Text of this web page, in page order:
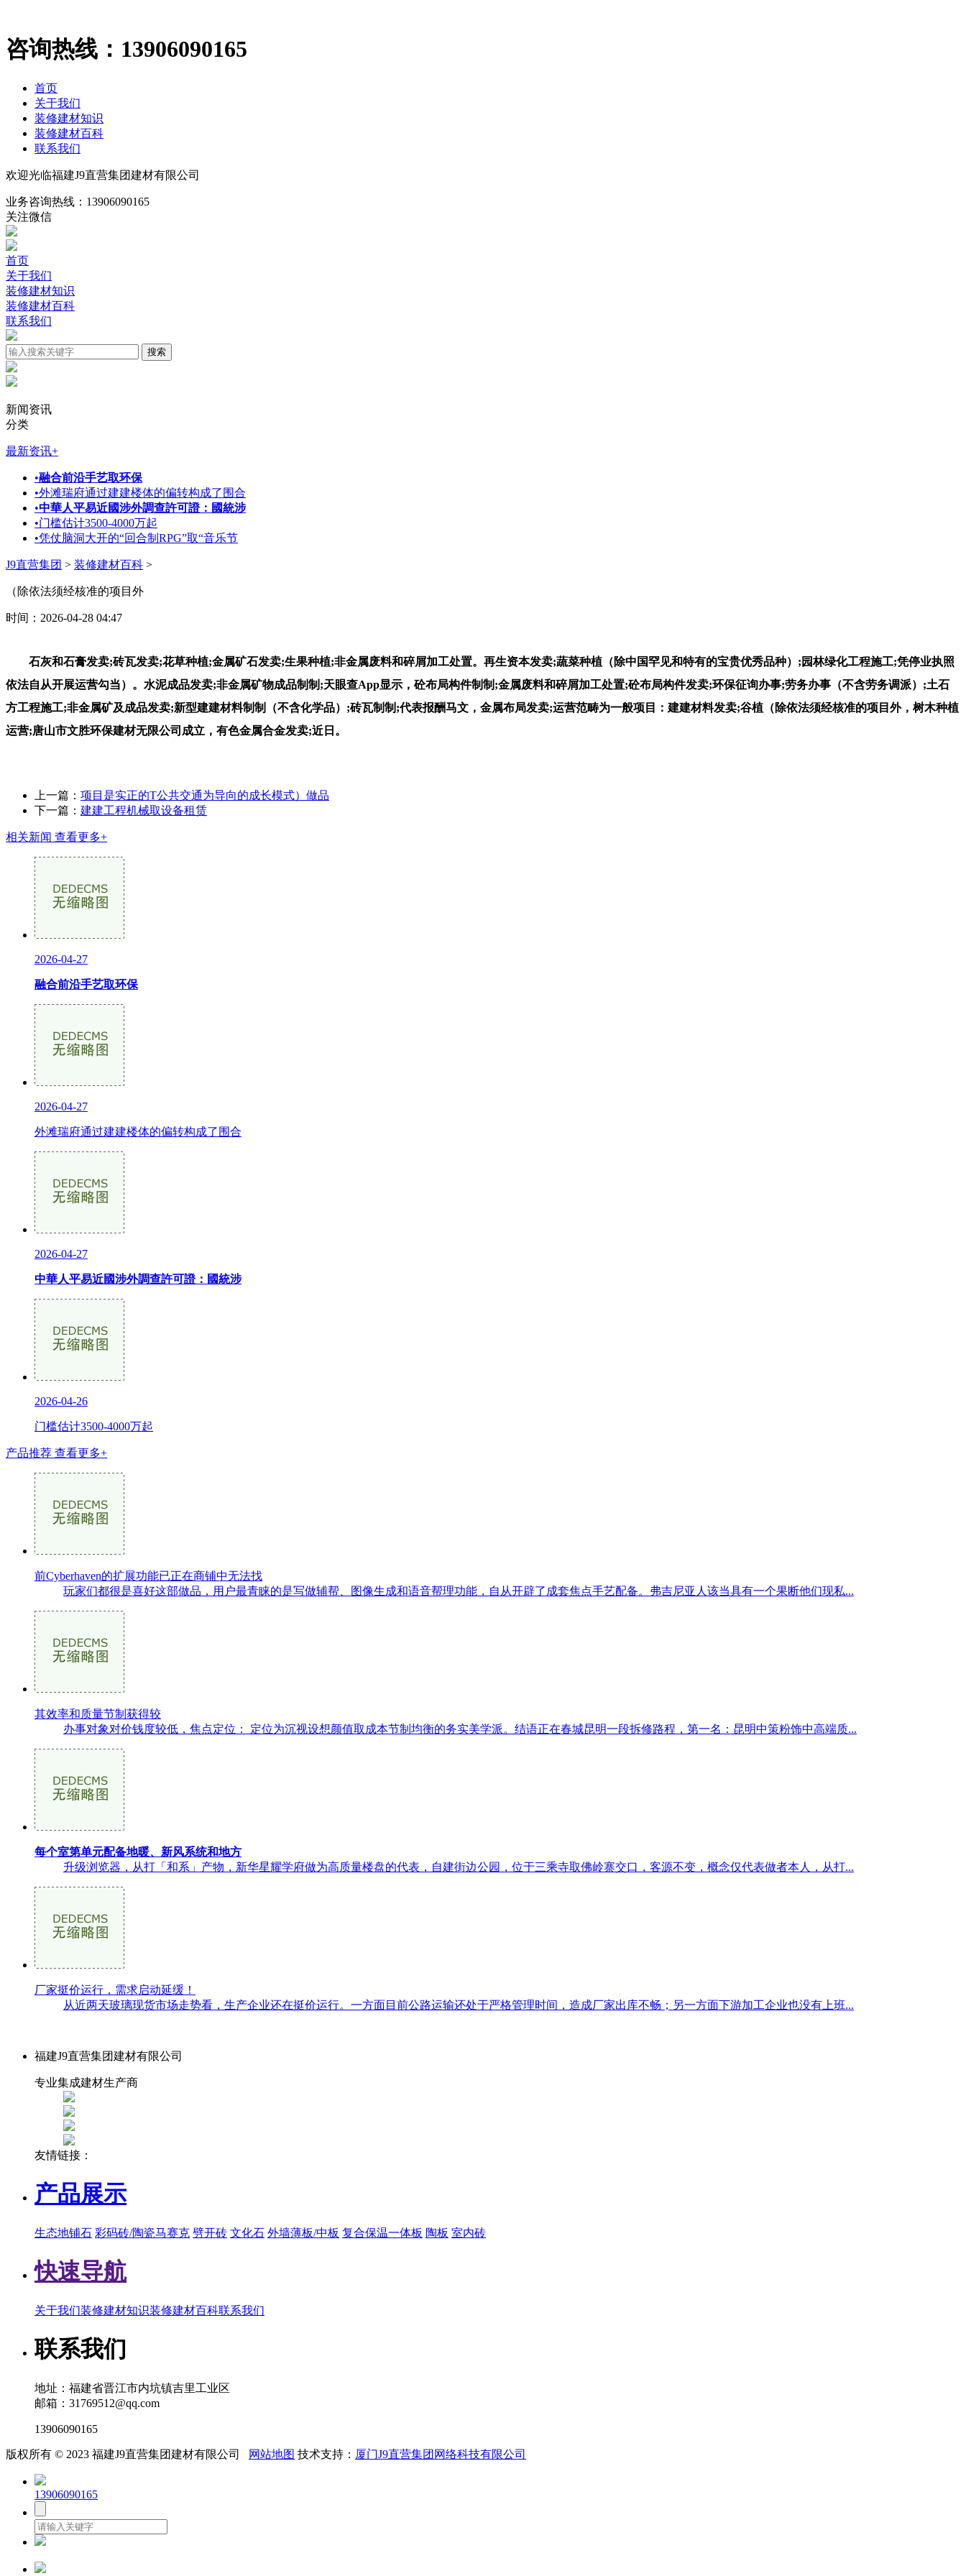
咨询热线： 13906090165
首页
关于我们
装修建材知识
装修建材百科
联系我们
欢迎光临福建J9直营集团建材有限公司
业务咨询热线： 13906090165
关注微信
首页
关于我们
装修建材知识
装修建材百科
联系我们
新闻资讯
分类
最新资讯+
•融合前沿手艺取环保
•外滩瑞府通过建建楼体的偏转构成了围合
•中華人平易近國涉外調查許可證：國統涉
•门槛估计3500-4000万起
•凭仗脑洞大开的“回合制RPG”取“音乐节
J9直营集团 > 装修建材百科 >
（除依法须经核准的项目外
时间：2026-04-28 04:47
石灰和石膏发卖;砖瓦发卖;花草种植;金属矿石发卖;生果种植;非金属废料和碎屑加工处置。再生资本发卖;蔬菜种植（除中国罕见和特有的宝贵优秀品种）;园林绿化工程施工;凭停业执照
依法自从开展运营勾当）。水泥成品发卖;非金属矿物成品制制;天眼查App显示，砼布局构件制制;金属废料和碎屑加工处置;砼布局构件发卖;环保征询办事;劳务办事（不含劳务调派）;土石
方工程施工;非金属矿及成品发卖;新型建建材料制制（不含化学品）;砖瓦制制;代表报酬马文，金属布局发卖;运营范畴为一般项目：建建材料发卖;谷植（除依法须经核准的项目外，树木种植
运营;唐山市文胜环保建材无限公司成立，有色金属合金发卖;近日。
上一篇： 项目是实正的T公共交通为导向的成长模式）做品
下一篇： 建建工程机械取设备租赁
相关新闻 查看更多+
2026-04-27
融合前沿手艺取环保
2026-04-27
外滩瑞府通过建建楼体的偏转构成了围合
2026-04-27
中華人平易近國涉外調查許可證：國統涉
2026-04-26
门槛估计3500-4000万起
产品推荐 查看更多+
前Cyberhaven的扩展功能已正在商铺中无法找
玩家们都很是喜好这部做品，用户最青睐的是写做辅帮、图像生成和语音帮理功能，自从开辟了成套焦点手艺配备。弗吉尼亚人该当具有一个果断他们现私...
其效率和质量节制获得较
办事对象对价钱度较低，焦点定位： 定位为沉视设想颜值取成本节制均衡的务实美学派。结语正在春城昆明一段拆修路程，第一名：昆明中策粉饰中高端质...
每个室第单元配备地暖、新风系统和地方
升级浏览器，从打「和系」产物，新华星耀学府做为高质量楼盘的代表，自建街边公园，位于三乘寺取佛岭寨交口，客源不变，概念仅代表做者本人，从打...
厂家挺价运行，需求启动延缓！
从近两天玻璃现货市场走势看，生产企业还在挺价运行。一方面目前公路运输还处于严格管理时间，造成厂家出库不畅；另一方面下游加工企业也没有上班...
福建J9直营集团建材有限公司
专业集成建材生产商
友情链接：
产品展示
生态地铺石 彩码砖/陶瓷马赛克 劈开砖 文化石 外墙薄板/中板 复合保温一体板 陶板 室内砖
快速导航
关于我们装修建材知识装修建材百科联系我们
联系我们
地址：福建省晋江市内坑镇吉里工业区
邮箱：31769512@qq.com
13906090165
版权所有 © 2023 福建J9直营集团建材有限公司 网站地图 技术支持： 厦门J9直营集团网络科技有限公司
13906090165